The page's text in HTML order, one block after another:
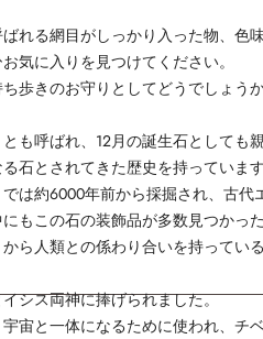
ばれる網目がしっかり入った物、色
気に入りを見つけてください。
歩きのお守りとしてどうでしょうか
も呼ばれ、12月の誕生石としても
石とされてきた歴史を持っています
は約6000年前から採掘され、古代
もこの石の装飾品が多数見つかっ
ら人類との係わり合いを持ってい
シス両神に捧げられました。
宙と一体になるために使われ、チ